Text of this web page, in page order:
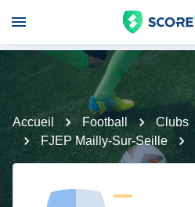
Accueil Football Clubs
FJEP Mailly-Sur-Seille